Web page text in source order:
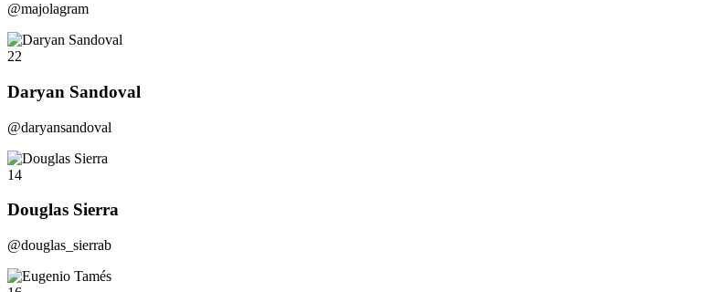
@majolagram
22
Daryan Sandoval
@daryansandoval
14
Douglas Sierra
@douglas_sierrab